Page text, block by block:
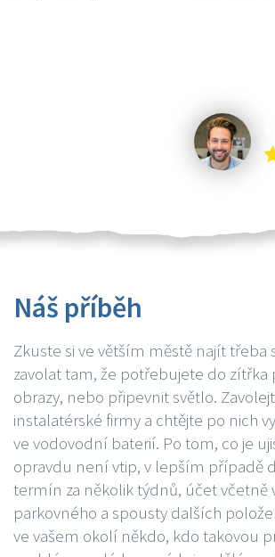
Náš příběh
Zkuste si ve větším městě najít třeba
zavolat tam, že potřebujete do zítřka
obrazy, nebo připevnit světlo.
instalatérské firmy a chtějte po nich
ve vodovodní baterií. Po tom, co je
opravdu není vtip, v lepším případě
termín za několik týdnů, účet včetně
parkovného a spousty dalších
ve vašem okolí někdo, kdo takovou